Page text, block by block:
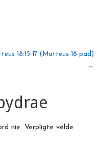
18:15-17 (Matteus-18-pad)
→
nie. Verpligte velde